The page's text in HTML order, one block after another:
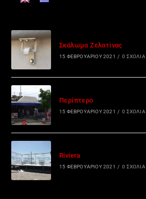
Σκάλωμα Ζελατίνας
15 ΦΕΒΡΟΥΑΡΊΟΥ 2021 / 0 ΣΧΌΛΙΑ
Περίπτερο
15 ΦΕΒΡΟΥΑΡΊΟΥ 2021 / 0 ΣΧΌΛΙΑ
Riviera
15 ΦΕΒΡΟΥΑΡΊΟΥ 2021 / 0 ΣΧΌΛΙΑ